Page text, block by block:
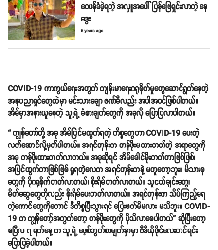
ဝေဖန်ခံခဲ့ရတဲ့ အလှူအပေါ် ပြန်ဖြေရှင်းလာတဲ့ နေ
ဒွေး
6 years ago
COVID-19 ကာကွယ်ရေးအတွက် ကျန်းမာရေးဂရုစိုက်မှုတွေဆောင်ရွက်နေတဲ့
အနုပညာရှင်တွေထဲမှာ မင်းသားချော ဇဏ်ခီလည်း အပါအဝင်ဖြစ်ပါတယ်။
အိမ်မှာအနားယူနေတဲ့ သူ့ရဲ့ ခံစားချက်တွေကို အခုလို ပြောပြလာပါတယ်။
“ ကျွန်တော်တို့ အခု အိမ်ပြင်မထွက်ရတဲ့ ကိစ္စတွေဟာ COVID-19 ပေးတဲ့
လက်ဆောင်လို့မှတ်ပါတယ်။ အရင်တုန်းက တန်ဖိုးမထားတတ်တဲ့ အရာတွေကို
အခု တန်ဖိုးထားတတ်လာတယ်။ အခုဆိုရင် အိမ်ခေါင်မိုးတက်တာဖြစ်ဖြစ်၊
အပြင်ထွက်တာဖြစ်ဖြစ် ရှုရတဲ့လေက အရင်တုန်းကနဲ့ မတူတော့ဘူး။ မိသားစု
တွေကို ပိုဂရုစိုက်တတ်လာတယ်၊ စိုးရိမ်တတ်လာတယ်။ သူငယ်ချင်းတွေ၊
မိတ်ဆွေတွေကိုလည်း စိုးရိမ်ပေးတတ်လာတယ်။ အရင်တုန်းက သိပ်ကြည့်မရ
တဲ့ကောင်တွေကိုတောင် ဒီကိစ္စပြီးသွားရင် ပြေးဖက်မိမလား မသိဘူး။ COVID-
19 က ကျွန်တော့်အတွက်တော့ တန်ဖိုးတွေကို ပိုသိလာစေပါတယ်” ဆိုပြီးတော့
ဧပြီလ ၇ ရက်နေ့ က သူ့ရဲ့ ဖေ့စ်ဘွတ်စာမျက်နှာမှာ ဗီဒီယိုဖိုင်လေးတင်ရင်း
ပြောပြခဲ့ပါတယ်။